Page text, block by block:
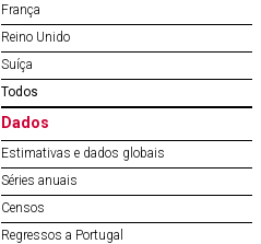
França
Reino Unido
Suíça
Todos
Dados
Estimativas e dados globais
Séries anuais
Censos
Regressos a Portugal